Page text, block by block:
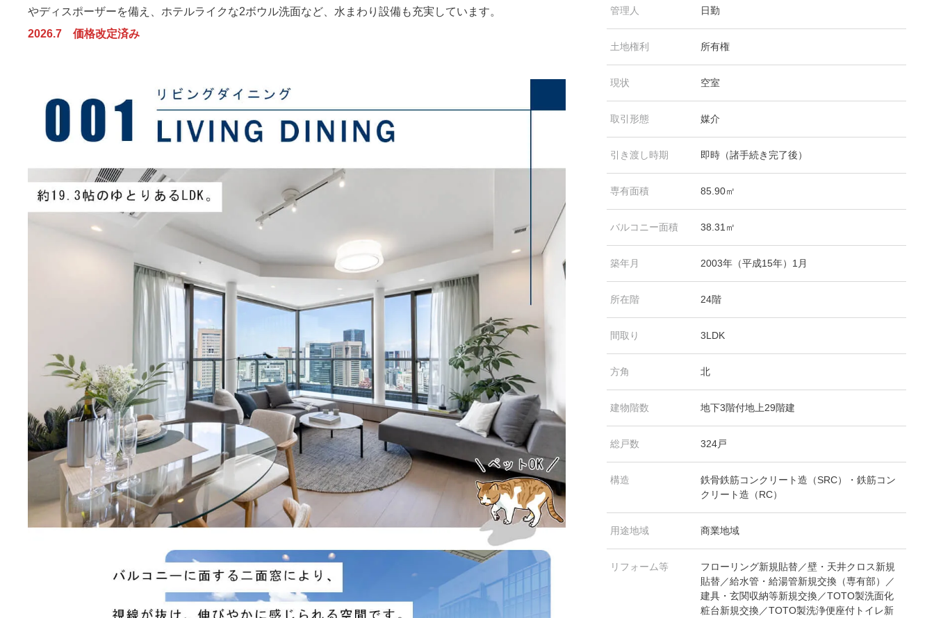
やディスポーザーを備え、ホテルライクな2ボウル洗面など、水まわり設備も充実しています。
2026.7 価格改定済み
管理人 日勤
土地権利 所有権
現状 空室
取引形態 媒介
引き渡し時期 即時（諸手続き完了後）
専有面積 85.90㎡
バルコニー面積 38.31㎡
築年月 2003年（平成15年）1月
所在階 24階
間取り 3LDK
方角 北
建物階数 地下3階付地上29階建
総戸数 324戸
構造
鉄骨鉄筋コンクリート造（SRC）・鉄筋コン
クリート造（RC）
用途地域 商業地域
リフォーム等
フローリング新規貼替／壁・天井クロス新規
貼替／給水管・給湯管新規交換（専有部）／
建具・玄関収納等新規交換／TOTO製洗面化
粧台新規交換／TOTO製洗浄便座付トイレ新